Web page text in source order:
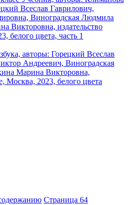
Страница 64